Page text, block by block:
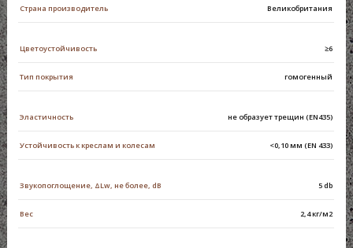
Страна производитель Великобритания
Цветоустойчивость ≥6
Тип покрытия гомогенный
Эластичность не образует трещин (EN435)
Устойчивость к креслам и колесам <0,10 мм (EN 433)
Звукопоглощение, ΔLw, не более, dB 5 db
Вес 2,4 кг/м2